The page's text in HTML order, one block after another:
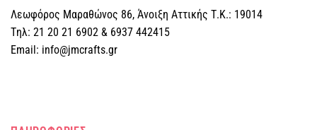
σελίδα
του
προϊόντος
του
Λεωφόρος Μαραθώνος 86, Άνοιξη Αττικής Τ.Κ.: 19014
Tηλ: 21 20 21 6902 & 6937 442415
Email: info@jmcrafts.gr